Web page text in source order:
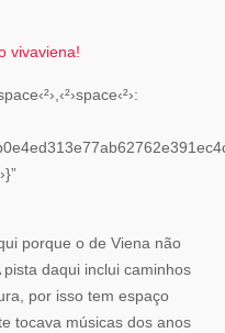
vivaviena!
porque o de Viena não
daqui inclui caminhos
por isso tem espaço
tocava músicas dos anos